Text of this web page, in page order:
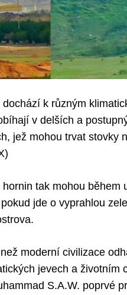
k různým
v delších a
jež mohou trvat stovky
tak mohou během
jde o vyprahlou
moderní civilizace
jevech a životním
S.A.W. poprvé